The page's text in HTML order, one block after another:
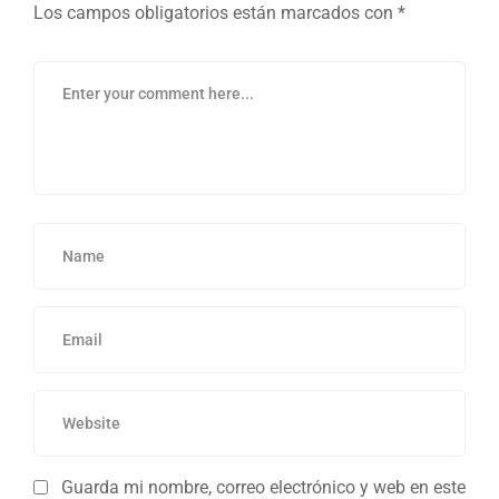
Los campos obligatorios están marcados con *
Guarda mi nombre, correo electrónico y web en este